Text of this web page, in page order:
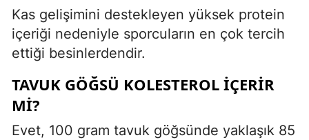
Kas gelişimini destekleyen yüksek protein
içeriği nedeniyle sporcuların en çok tercih
ettiği besinlerdendir.
TAVUK GÖĞSÜ KOLESTEROL IÇERIR
MI?
Evet, 100 gram tavuk göğsünde yaklaşık 85